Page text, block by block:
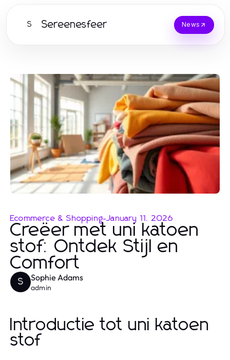
S Sereenesfeer News
Ecommerce & Shopping-January 11, 2026
Creëer met uni katoen
stof: Ontdek Stijl en
Comfort
S Sophie Adams
admin
Introductie tot uni katoen
stof